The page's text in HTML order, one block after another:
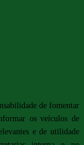
de fomentar
os veículos de
e de utilidade